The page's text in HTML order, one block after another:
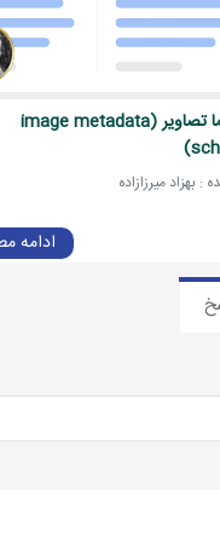
اسکیما تصاویر (image metadata
: بهزاد میرزازاده
ادامه